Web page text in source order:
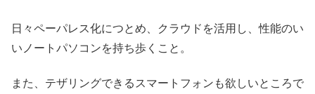
日々ペーパレス化につとめ、クラウドを活用し、性能のい
いノートパソコンを持ち歩くこと。
また、テザリングできるスマートフォンも欲しいところで